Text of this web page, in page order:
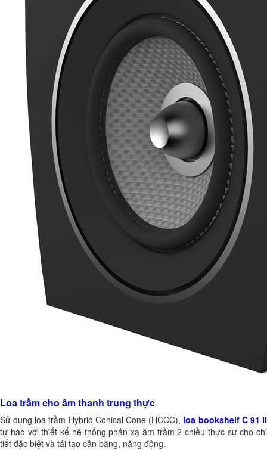
Loa trầm cho âm thanh trung thực
Sử dụng loa trầm Hybrid Conical Cone (HCCC), loa bookshelf C 91 II
tự hào với thiết kế hệ thống phản xạ âm trầm 2 chiều thực sự cho chi
tiết đặc biệt và tái tạo cân bằng, năng động.